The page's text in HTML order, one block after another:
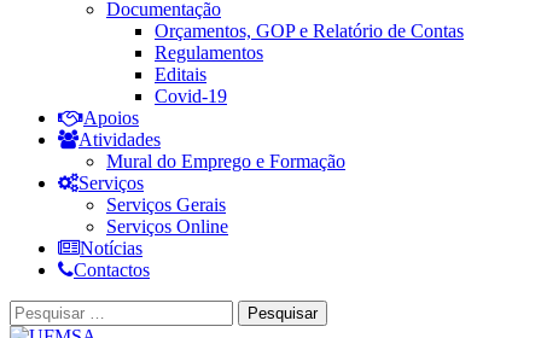
Documentação
Orçamentos, GOP e Relatório de Contas
Regulamentos
Editais
Covid-19
Apoios
Atividades
Mural do Emprego e Formação
Serviços
Serviços Gerais
Serviços Online
Notícias
Contactos